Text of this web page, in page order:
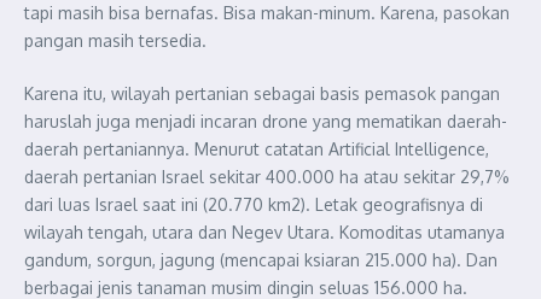
tapi masih bisa bernafas. Bisa makan-minum. Karena, pasokan
pangan masih tersedia.
Karena itu, wilayah pertanian sebagai basis pemasok pangan
haruslah juga menjadi incaran drone yang mematikan daerah-
daerah pertaniannya. Menurut catatan Artificial Intelligence,
daerah pertanian Israel sekitar 400.000 ha atau sekitar 29,7%
dari luas Israel saat ini (20.770 km2). Letak geografisnya di
wilayah tengah, utara dan Negev Utara. Komoditas utamanya
gandum, sorgun, jagung (mencapai ksiaran 215.000 ha). Dan
berbagai jenis tanaman musim dingin seluas 156.000 ha.